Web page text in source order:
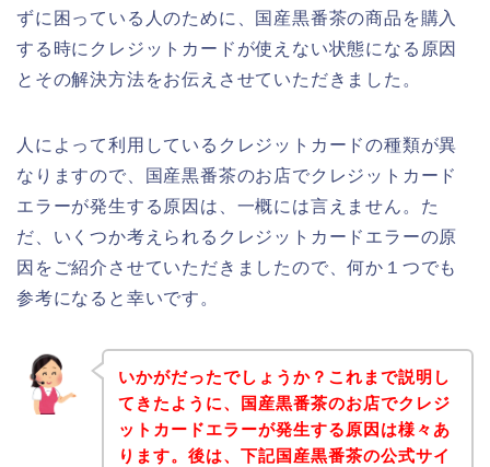
ずに困っている人のために、国産黒番茶の商品を購入
する時にクレジットカードが使えない状態になる原因
とその解決方法をお伝えさせていただきました。
人によって利用しているクレジットカードの種類が異
なりますので、国産黒番茶のお店でクレジットカード
エラーが発生する原因は、一概には言えません。た
だ、いくつか考えられるクレジットカードエラーの原
因をご紹介させていただきましたので、何か１つでも
参考になると幸いです。
いかがだったでしょうか？これまで説明し
てきたように、国産黒番茶のお店でクレジ
ットカードエラーが発生する原因は様々あ
ります。後は、下記国産黒番茶の公式サイ